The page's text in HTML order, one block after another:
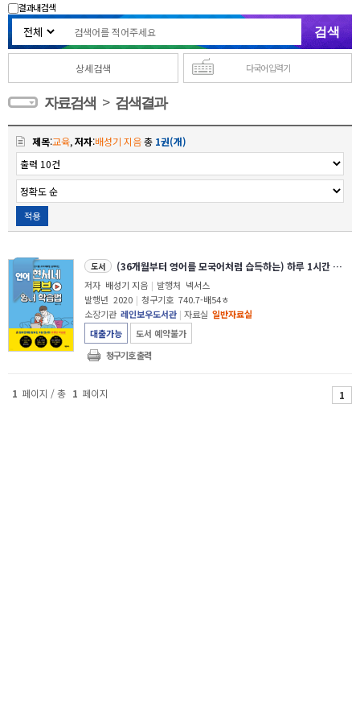
결과내 검색
상세검색 다국어 입력기
자료검색 > 검색결과
제목:교육,저자:배성기 지음총 1권(개)
적용
도서 (36개월부터 영어를 모국어처럼 습득하는) 하루 1시간 현서네 유튜브 영어 학습법
저자 배성기 지음 | 발행처 넥서스
발행년 2020 | 청구기호 740.7-배54ㅎ
소장기관 레인보우도서관 | 자료실 일반자료실
대출가능
도서 예약불가
청구기호 출력
1 페이지 / 총 1 페이지 1